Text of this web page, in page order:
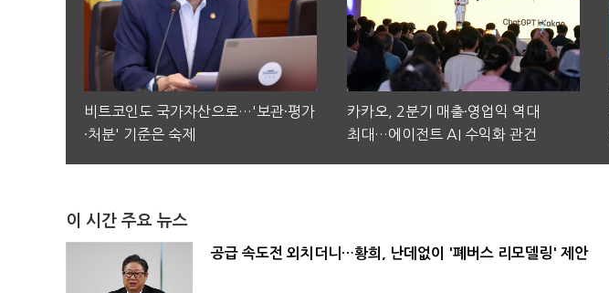
비트코인도 국가자산으로…'보관·평가
·처분' 기준은 숙제
카카오, 2분기 매출·영업익 역대
최대…에이전트 AI 수익화 관건
이 시간 주요 뉴스
공급 속도전 외치더니…황희, 난데없이 '폐버스 리모델링' 제안